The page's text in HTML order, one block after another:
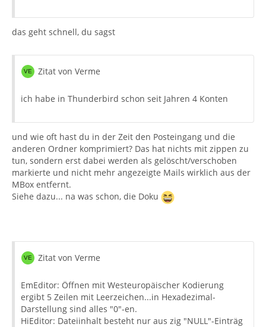
das geht schnell, du sagst
Zitat von Verme
ich habe in Thunderbird schon seit Jahren 4 Konten
und wie oft hast du in der Zeit den Posteingang und die
anderen Ordner komprimiert? Das hat nichts mit zippen zu
tun, sondern erst dabei werden als gelöscht/verschoben
markierte und nicht mehr angezeigte Mails wirklich aus der
MBox entfernt.
Siehe dazu... na was schon, die Doku
Zitat von Verme
EmEditor: Öffnen mit Westeuropäischer Kodierung
ergibt 5 Zeilen mit Leerzeichen...in Hexadezimal-
Darstellung sind alles "0"-en.
HiEditor: Dateiinhalt besteht nur aus zig "NULL"-Einträg